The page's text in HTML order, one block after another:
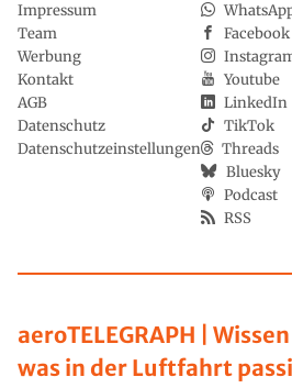
aeroTELEGRAPH |
was in der Luftfahrt
Impressum
Team
Werbung
Kontakt
AGB
Datenschutz
Datenschutzeinstellungen
Facebook
Youtube
LinkedIn
TikTok
Threads
Bluesky
Podcast
RSS